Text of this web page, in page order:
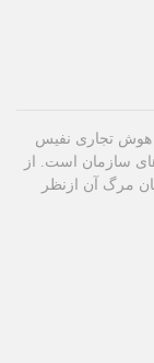
هوش تجاری نفیس
سازمان است. از
مرگ آن ازنظر